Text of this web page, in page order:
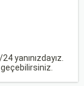
yanınızdayız.